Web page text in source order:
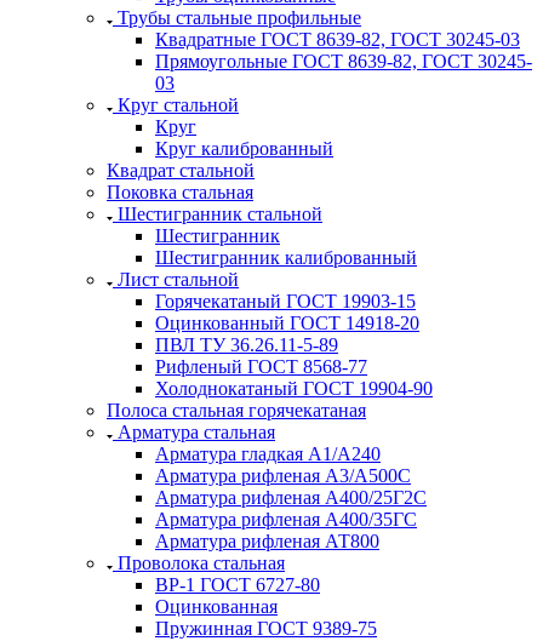
Трубы стальные профильные
Квадратные ГОСТ 8639-82, ГОСТ 30245-03
Прямоугольные ГОСТ 8639-82, ГОСТ 30245-
03
Круг стальной
Круг
Круг калиброванный
Квадрат стальной
Поковка стальная
Шестигранник стальной
Шестигранник
Шестигранник калиброванный
Лист стальной
Горячекатаный ГОСТ 19903-15
Оцинкованный ГОСТ 14918-20
ПВЛ ТУ 36.26.11-5-89
Рифленый ГОСТ 8568-77
Холоднокатаный ГОСТ 19904-90
Полоса стальная горячекатаная
Арматура стальная
Арматура гладкая А1/А240
Арматура рифленая А3/А500С
Арматура рифленая А400/25Г2С
Арматура рифленая А400/35ГС
Арматура рифленая АТ800
Проволока стальная
ВР-1 ГОСТ 6727-80
Оцинкованная
Пружинная ГОСТ 9389-75